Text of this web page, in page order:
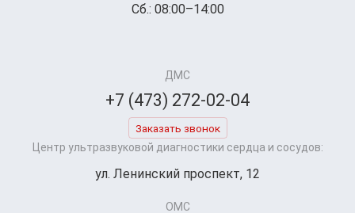
Сб.: 08:00–14:00
ДМС
+7 (473) 272-02-04
Заказать звонок
Центр ультразвуковой диагностики сердца и сосудов:
ул. Ленинский проспект, 12
ОМС